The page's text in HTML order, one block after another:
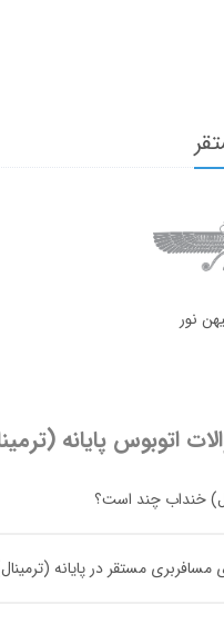
اتوبوس پایانه
خنداب چند است؟
مستقر در پایانه